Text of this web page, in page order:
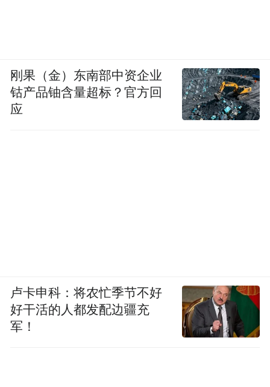
刚果（金）东南部中资企业
钴产品铀含量超标？官方回
应
卢卡申科：将农忙季节不好
好干活的人都发配边疆充
军！